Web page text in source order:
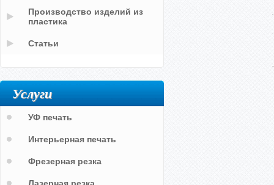
Производство изделий из
пластика
Статьи
Услуги
УФ печать
Интерьерная печать
Фрезерная резка